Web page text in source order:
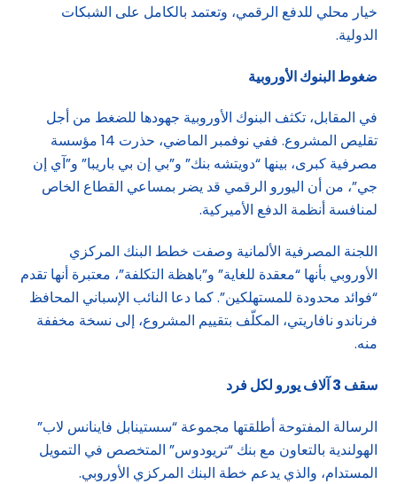
خيار محلي للدفع الرقمي، وتعتمد بالكامل على الشبكات
الدولية.
ضغوط البنوك الأوروبية
في المقابل، تكثف البنوك الأوروبية جهودها للضغط من أجل
تقليص المشروع. ففي نوفمبر الماضي، حذرت 14 مؤسسة
مصرفية كبرى، بينها “دويتشه بنك” و”بي إن بي باريبا” و”آي إن
جي”، من أن اليورو الرقمي قد يضر بمساعي القطاع الخاص
لمنافسة أنظمة الدفع الأميركية.
اللجنة المصرفية الألمانية وصفت خطط البنك المركزي
الأوروبي بأنها “معقدة للغاية” و”باهظة التكلفة”، معتبرة أنها تقدم
“فوائد محدودة للمستهلكين”. كما دعا النائب الإسباني المحافظ
فرناندو نافاريتي، المكلّف بتقييم المشروع، إلى نسخة مخففة
منه.
سقف 3 آلاف يورو لكل فرد
الرسالة المفتوحة أطلقتها مجموعة “سستينابل فاينانس لاب”
الهولندية بالتعاون مع بنك “تريودوس” المتخصص في التمويل
المستدام، والذي يدعم خطة البنك المركزي الأوروبي.